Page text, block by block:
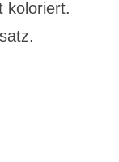
koloriert.